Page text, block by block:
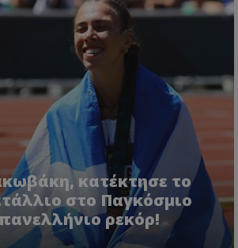
κατέκτησε το
στο Παγκόσμιο
ρεκόρ!